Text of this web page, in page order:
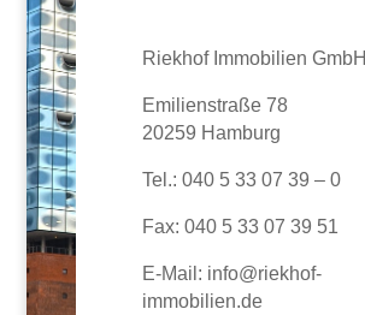
Riekhof Immobilien GmbH
Emilienstraße 78
20259 Hamburg
Tel.: 040 5 33 07 39 – 0
Fax: 040 5 33 07 39 51
E-Mail: info@riekhof-
immobilien.de